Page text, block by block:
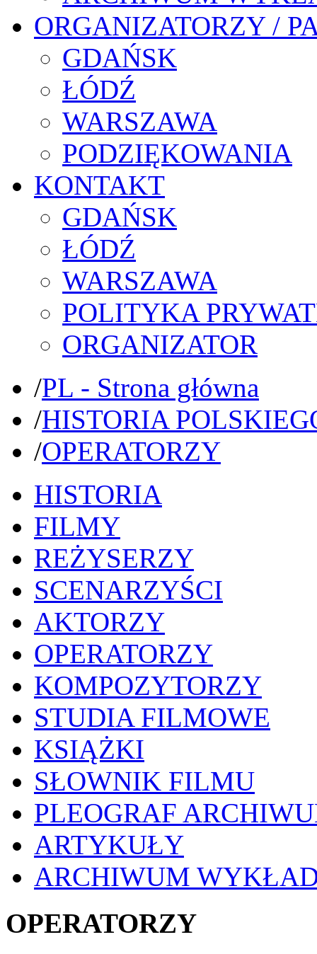
ORGANIZATORZY /
GDAŃSK
ŁÓDŹ
WARSZAWA
PODZIĘKOWANIA
KONTAKT
GDAŃSK
ŁÓDŹ
WARSZAWA
POLITYKA
ORGANIZATOR
/PL - Strona główna
/HISTORIA
/OPERATORZY
HISTORIA
FILMY
REŻYSERZY
SCENARZYŚCI
AKTORZY
OPERATORZY
KOMPOZYTORZY
STUDIA FILMOWE
KSIĄŻKI
SŁOWNIK FILMU
PLEOGRAF
ARTYKUŁY
ARCHIWUM
OPERATORZY